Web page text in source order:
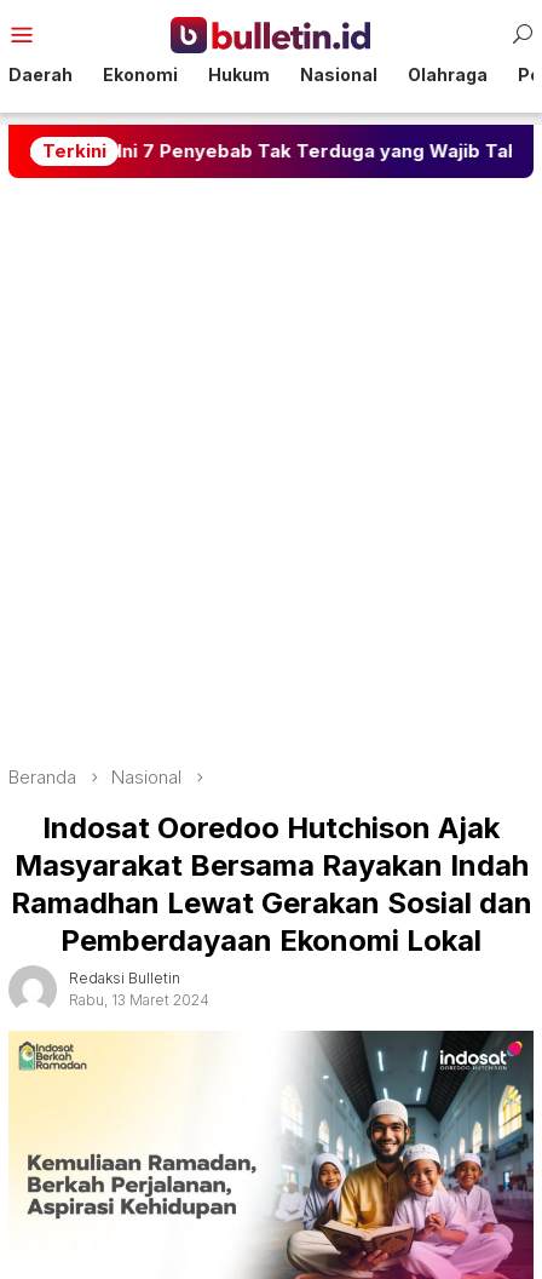
ke
Mobile
Daerah Ekonomi Hukum Nasional Olahraga
Terkini
7 Penyebab Tak Terduga yang Wajib Tahu
Beranda Nasional
Indosat Ooredoo Hutchison Ajak
Masyarakat Bersama Rayakan Indah
Ramadhan Lewat Gerakan Sosial dan
Pemberdayaan Ekonomi Lokal
Redaksi Bulletin
Rabu, 13 Maret 2024